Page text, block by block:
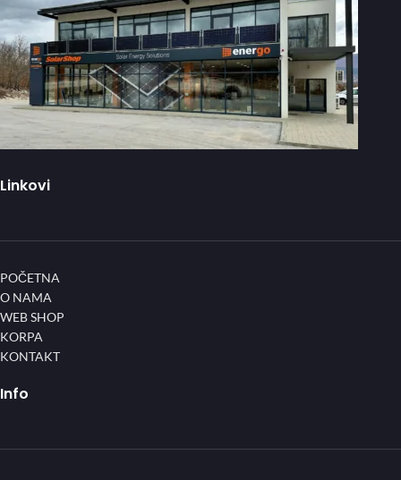
Linkovi
POČETNA
O NAMA
WEB SHOP
KORPA
KONTAKT
Info